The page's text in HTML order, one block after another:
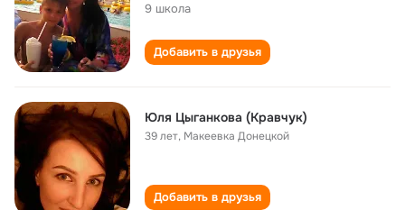
9 школа
Добавить в друзья
Юля Цыганкова (Кравчук)
39 лет, Макеевка Донецкой
Добавить в друзья